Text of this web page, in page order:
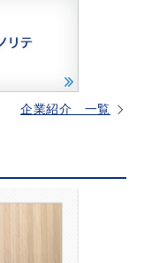
企業紹介 一覧